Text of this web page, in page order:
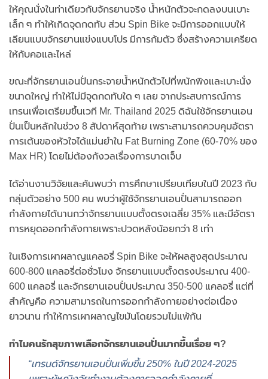
ให้คุณนั่งในท่าเดียวกับจักรยานจริง น้ำหนักตัวจะกดลงบนเบาะ
เล็ก ๆ ทำให้เกิดจุดกดทับ ส่วน Spin Bike จะมีการออกแบบให้
เลียนแบบจักรยานแข่งแบบโปร มีการก้มตัว ซึ่งสร้างความเครียด
ให้กับคอและไหล่
ขณะที่จักรยานเอนปั่นกระจายน้ำหนักตัวไปที่พนักพิงและเบาะนั่ง
ขนาดใหญ่ ทำให้ไม่มีจุดกดทับใด ๆ เลย จากประสบการณ์การ
เทรนเพื่อเตรียมขึ้นเวที Mr. Thailand 2025 ดิฉันใช้จักรยานเอน
ปั่นเป็นหลักในช่วง 8 สัปดาห์สุดท้าย เพราะสามารถควบคุมอัตรา
การเต้นของหัวใจได้แม่นยำใน Fat Burning Zone (60-70% ของ
Max HR) โดยไม่ต้องกังวลเรื่องการบาดเจ็บ
ได้อ่านงานวิจัยและค้นพบว่า การศึกษาเปรียบเทียบในปี 2023 กับ
กลุ่มตัวอย่าง 500 คน พบว่าผู้ใช้จักรยานเอนปั่นสามารถออก
กำลังกายได้นานกว่าจักรยานแบบตั้งตรงเฉลี่ย 35% และมีอัตรา
การหยุดออกกำลังกายเพราะปวดหลังน้อยกว่า 8 เท่า
ในเชิงการเผาผลาญแคลอรี่ Spin Bike จะให้ผลสูงสุดประมาณ
600-800 แคลอรี่ต่อชั่วโมง จักรยานแบบตั้งตรงประมาณ 400-
600 แคลอรี่ และจักรยานเอนปั่นประมาณ 350-500 แคลอรี่ แต่ที่
สำคัญคือ ความสามารถในการออกกำลังกายอย่างต่อเนื่อง
ยาวนาน ทำให้การเผาผลาญไขมันโดยรวมไม่แพ้กัน
ทำไมคนรักสุขภาพเลือกจักรยานเอนปั่นมากขึ้นเรื่อย ๆ?
“เทรนด์จักรยานเอนปั่นเพิ่มขึ้น 250% ในปี 2024-2025